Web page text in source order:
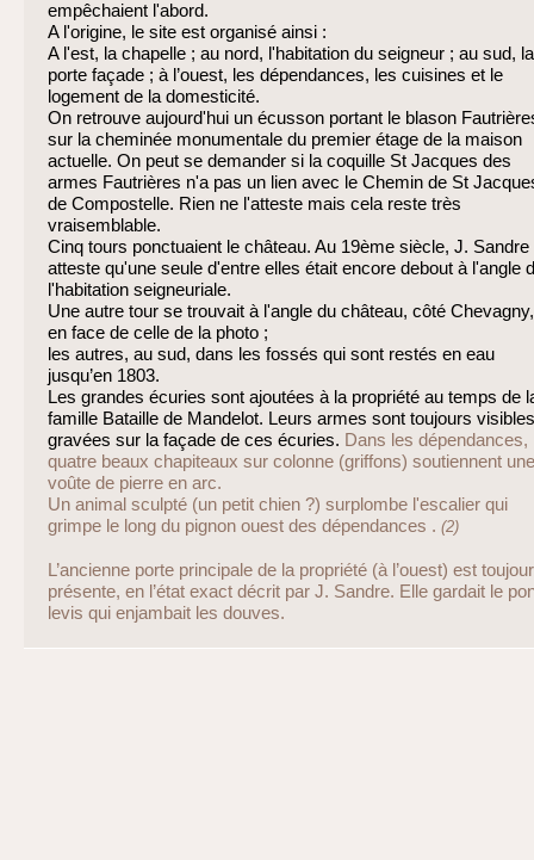
empêchaient l'abord.
A l'origine, le site est organisé ainsi :
A l'est, la chapelle ; au nord, l'habitation du seigneur ; au sud, la
porte façade ; à l’ouest, les dépendances, les cuisines et le
logement de la domesticité.
On retrouve aujourd'hui un écusson portant le blason
sur la cheminée monumentale du premier étage de la maison
actuelle. On peut se demander si la coquille St Jacques des
armes Fautrières n'a pas un lien avec le Chemin de St
de Compostelle. Rien ne l'atteste mais cela reste très
vraisemblable.
Cinq tours ponctuaient le château. Au 19ème siècle, J. Sandre
atteste qu'une seule d'entre elles était encore debout à l'angle
l'habitation seigneuriale.
Une autre tour se trouvait à l'angle du château, côté Chevagny,
en face de celle de la photo ;
les autres, au sud, dans les fossés qui sont restés en eau
jusqu’en 1803.
Les grandes écuries sont ajoutées à la propriété au temps de
famille Bataille de Mandelot. Leurs armes sont toujours
gravées sur la façade de ces écuries. Dans les dépendances,
quatre beaux chapiteaux sur colonne (griffons) soutiennent une
voûte de pierre en arc.
Un animal sculpté (un petit chien ?) surplombe l'escalier qui
grimpe le long du pignon ouest des dépendances . (2)
L’ancienne porte principale de la propriété (à l’ouest) est
présente, en l’état exact décrit par J. Sandre. Elle gardait le
levis qui enjambait les douves.